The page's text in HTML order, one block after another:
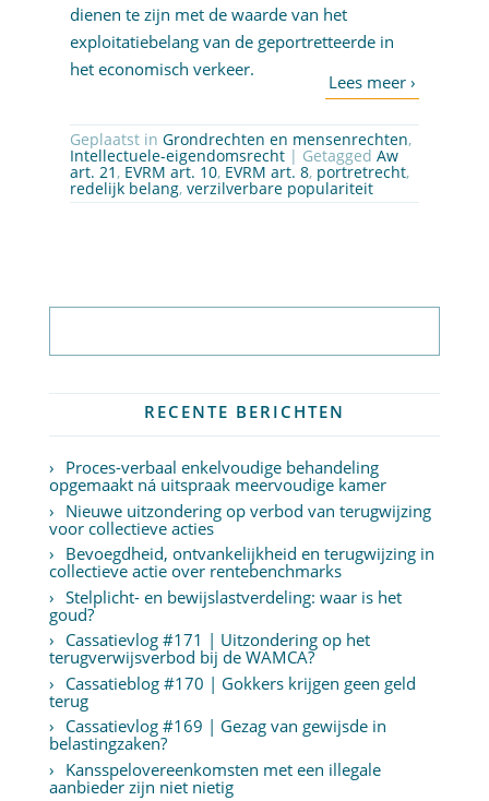
dienen te zijn met de waarde van het
exploitatiebelang van de geportretteerde in
het economisch verkeer.
Geplaatst in Grondrechten en mensenrechten,
Intellectuele-eigendomsrecht | Getagged Aw
art. 21 , EVRM art. 10, EVRM art. 8, portretrecht,
redelijk belang, verzilverbare populariteit
RECENTE BERICHTEN
Proces-verbaal enkelvoudige behandeling
opgemaakt ná uitspraak meervoudige kamer
Nieuwe uitzondering op verbod van terugwijzing
voor collectieve acties
Bevoegdheid, ontvankelijkheid en terugwijzing in
collectieve actie over rentebenchmarks
Stelplicht- en bewijslastverdeling: waar is het
goud?
Cassatievlog #171 | Uitzondering op het
terugverwijsverbod bij de WAMCA?
Cassatieblog #170 | Gokkers krijgen geen geld
terug
Cassatievlog #169 | Gezag van gewijsde in
belastingzaken?
Kansspelovereenkomsten met een illegale
aanbieder zijn niet nietig